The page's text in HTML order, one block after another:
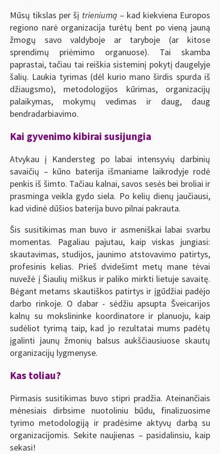
Mūsų tikslas per šį trieniumą – kad kiekviena Europos
regiono narė organizacija turėtų bent po vieną jauną
žmogų savo valdyboje ar taryboje (ar kitose
sprendimų priėmimo organuose). Tai skamba
paprastai, tačiau tai reiškia sisteminį pokytį daugelyje
šalių. Laukia tyrimas (dėl kurio mano širdis spurda iš
džiaugsmo), metodologijos kūrimas, organizacijų
palaikymas, mokymų vedimas ir daug, daug
bendradarbiavimo.
Kai gyvenimo kibirai susijungia
Atvykau į Kandersteg po labai intensyvių darbinių
savaičių – kūno baterija išmaniame laikrodyje rodė
penkis iš šimto. Tačiau kalnai, savos sesės bei broliai ir
prasminga veikla gydo siela. Po kelių dienų jaučiausi,
kad vidinė dūšios baterija buvo pilnai pakrauta.
Šis susitikimas man buvo ir asmeniškai labai svarbu
momentas. Pagaliau pajutau, kaip viskas jungiasi:
skautavimas, studijos, jaunimo atstovavimo patirtys,
profesinis kelias. Prieš dvidešimt metų mane tėvai
nuvežė į Šiaulių miškus ir paliko mirkti lietuje savaitę.
Bėgant metams skautiškos patirtys ir įgūdžiai padėjo
darbo rinkoje. O dabar - sėdžiu apsupta Šveicarijos
kalnų su mokslininke koordinatore ir planuoju, kaip
sudėliot tyrimą taip, kad jo rezultatai mums padėtų
įgalinti jaunų žmonių balsus aukščiausiuose skautų
organizacijų lygmenyse.
Kas toliau?
Pirmasis susitikimas buvo stipri pradžia. Ateinančiais
mėnesiais dirbsime nuotoliniu būdu, finalizuosime
tyrimo metodologiją ir pradėsime aktyvų darbą su
organizacijomis. Sekite naujienas – pasidalinsiu, kaip
sekasi!